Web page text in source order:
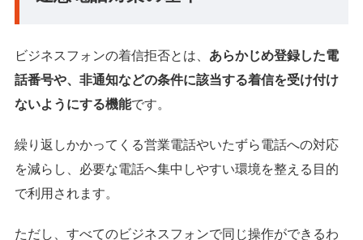
ビジネスフォンの着信拒否とは、 あらかじめ登録した電
話番号や、非通知などの条件に該当する着信を受け付け
ないようにする機能です。
繰り返しかかってくる営業電話やいたずら電話への対応
を減らし、必要な電話へ集中しやすい環境を整える目的
で利用されます。
ただし、すべてのビジネスフォンで同じ操作ができるわ